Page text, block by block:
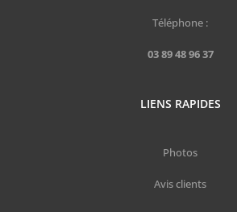
Téléphone :
03 89 48 96 37
LIENS RAPIDES
Photos
Avis clients